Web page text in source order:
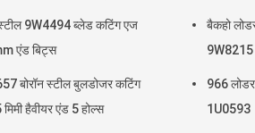
स्टील 9W4494 ब्लेड कटिंग एज
एंड बिट्स
बोरॉन स्टील बुलडोजर कटिंग
हैवीयर एंड 5 होल्स
बैकहो
9W8215
966 लोडर
1U0593